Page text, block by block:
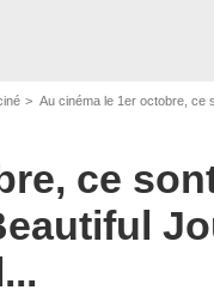
Au cinéma le 1er octobre, ce sont
ce